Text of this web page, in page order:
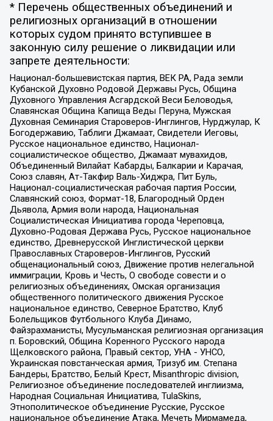
* Перечень общественных объединений и
религиозных организаций в отношении
которых судом принято вступившее в
законную силу решение о ликвидации или
запрете деятельности:
Национал-большевистская партия, ВЕК РА, Рада земли
Кубанской Духовно Родовой Державы Русь, Община
Духовного Управления Асгардской Веси Беловодья,
Славянская Община Капища Веды Перуна, Мужская
Духовная Семинария Староверов-Инглингов, Нурджулар, К
Богодержавию, Таблиги Джамаат, Свидетели Иеговы,
Русское национальное единство, Национал-
социалистическое общество, Джамаат мувахидов,
Объединенный Вилайат Кабарды, Балкарии и Карачая,
Союз славян, Ат-Такфир Валь-Хиджра, Пит Буль,
Национал-социалистическая рабочая партия России,
Славянский союз, Формат-18, Благородный Орден
Дьявола, Армия воли народа, Национальная
Социалистическая Инициатива города Череповца,
Духовно-Родовая Держава Русь, Русское национальное
единство, Древнерусской Инглистической церкви
Православных Староверов-Инглингов, Русский
общенациональный союз, Движение против нелегальной
иммиграции, Кровь и Честь, О свободе совести и о
религиозных объединениях, Омская организация
общественного политического движения Русское
национальное единство, Северное Братство, Клуб
Болельщиков Футбольного Клуба Динамо,
Файзрахманисты, Мусульманская религиозная организация
п. Боровский, Община Коренного Русского народа
Щелковского района, Правый сектор, УНА - УНСО,
Украинская повстанческая армия, Тризуб им. Степана
Бандеры, Братство, Белый Крест, Misanthropic division,
Религиозное объединение последователей инглиизма,
Народная Социальная Инициатива, TulaSkins,
Этнополитическое объединение Русские, Русское
национальное объединение Атака, Мечеть Мирмамеда,